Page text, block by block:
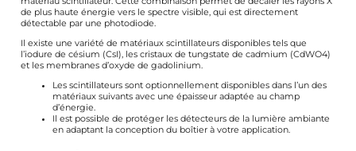
de plus haute énergie vers le spectre visible, qui est directement
détectable par une photodiode.
Il existe une variété de matériaux scintillateurs disponibles tels que
l’iodure de césium (CsI), les cristaux de tungstate de cadmium (CdWO4)
et les membranes d’oxyde de gadolinium.
Les scintillateurs sont optionnellement disponibles dans l’un des
matériaux suivants avec une épaisseur adaptée au champ
d’énergie.
Il est possible de protéger les détecteurs de la lumière ambiante
en adaptant la conception du boîtier à votre application.